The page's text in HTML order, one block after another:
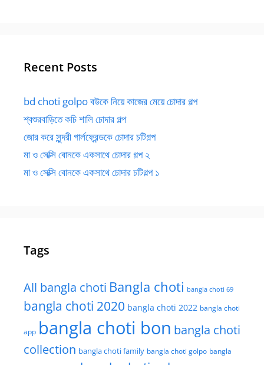
Recent Posts
bd choti golpo বউকে নিয়ে কাজের মেয়ে চোদার গল্প
শ্বশুরবাড়িতে কচি শালি চোদার গল্প
জোর করে সুন্দরী গার্লফ্রেন্ডকে চোদার চটিগল্প
মা ও সেক্সি বোনকে একসাথে চোদার গল্প ২
মা ও সেক্সি বোনকে একসাথে চোদার চটিগল্প ১
Tags
All bangla choti Bangla choti bangla choti 69
bangla choti 2020 bangla choti 2022 bangla choti
app bangla choti bon bangla choti
collection bangla choti family bangla choti golpo bangla